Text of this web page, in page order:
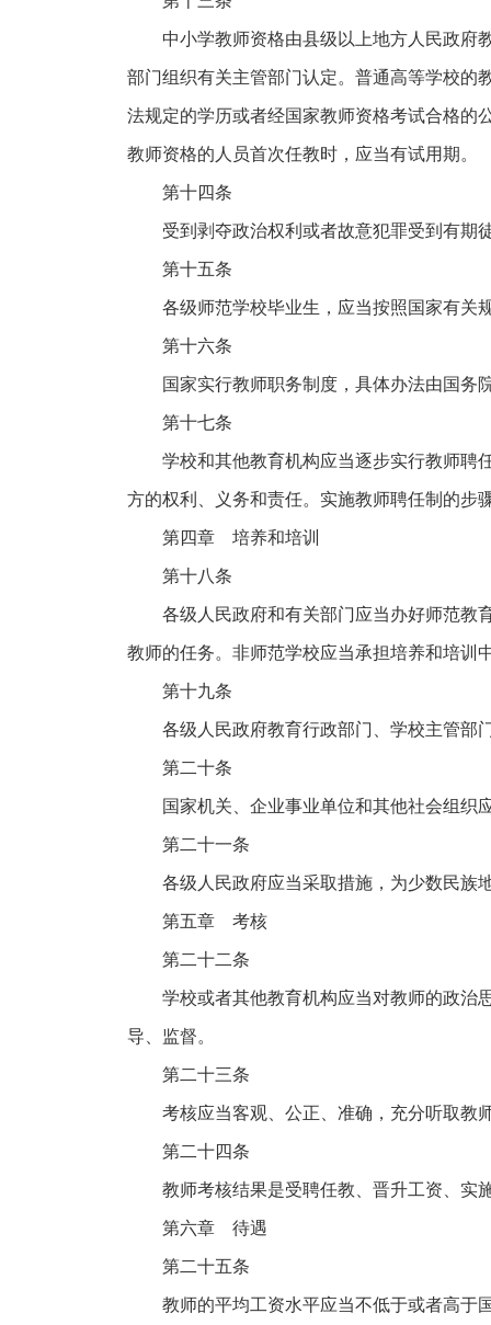
中小学教师资格由县级以上地方人民政府
部门组织有关主管部门认定。普通高等学校的
法规定的学历或者经国家教师资格考试合格的
教师资格的人员首次任教时，应当有试用期。
第十四条
受到剥夺政治权利或者故意犯罪受到有期
第十五条
各级师范学校毕业生，应当按照国家有关
第十六条
国家实行教师职务制度，具体办法由国务
第十七条
学校和其他教育机构应当逐步实行教师聘
方的权利、义务和责任。实施教师聘任制的步
第四章 培养和培训
第十八条
各级人民政府和有关部门应当办好师范教
教师的任务。非师范学校应当承担培养和培训
第十九条
各级人民政府教育行政部门、学校主管部
第二十条
国家机关、企业事业单位和其他社会组织
第二十一条
各级人民政府应当采取措施，为少数民族
第五章 考核
第二十二条
学校或者其他教育机构应当对教师的政治
导、监督。
第二十三条
考核应当客观、公正、准确，充分听取教
第二十四条
教师考核结果是受聘任教、晋升工资、实
第六章 待遇
第二十五条
教师的平均工资水平应当不低于或者高于